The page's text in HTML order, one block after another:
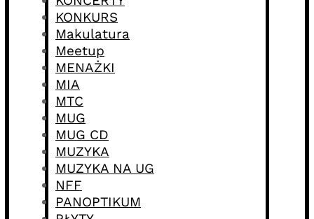
KONKURS
Makulatura
Meetup
MENAŻKI
MIA
MTC
MUG
MUG CD
MUZYKA
MUZYKA NA UG
NFF
PANOPTIKUM